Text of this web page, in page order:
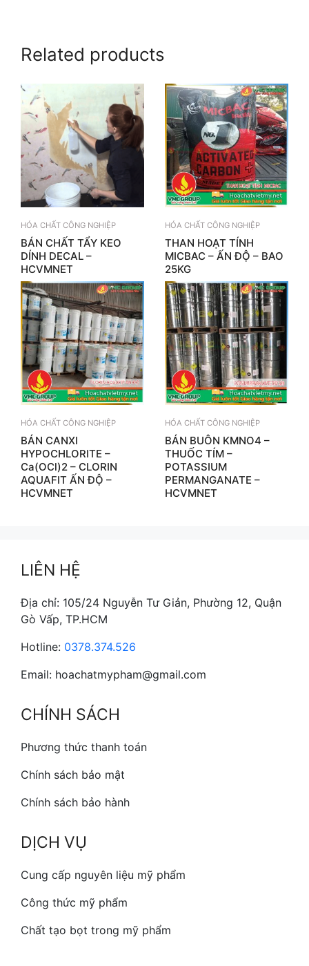
Related products
HÓA CHẤT CÔNG NGHIỆP
BÁN CHẤT TẨY KEO
DÍNH DECAL –
HCVMNET
HÓA CHẤT CÔNG NGHIỆP
THAN HOẠT TÍNH
MICBAC – ẤN ĐỘ – BAO
25KG
HÓA CHẤT CÔNG NGHIỆP
BÁN CANXI
HYPOCHLORITE –
Ca(OCl)2 – CLORIN
AQUAFIT ẤN ĐỘ –
HCVMNET
HÓA CHẤT CÔNG NGHIỆP
BÁN BUÔN KMNO4 –
THUỐC TÍM –
POTASSIUM
PERMANGANATE –
HCVMNET
LIÊN HỆ
Địa chỉ: 105/24 Nguyễn Tư Giản, Phường 12, Quận
Gò Vấp, TP.HCM
Hotline: 0378.374.526
Email: hoachatmypham@gmail.com
CHÍNH SÁCH
Phương thức thanh toán
Chính sách bảo mật
Chính sách bảo hành
DỊCH VỤ
Cung cấp nguyên liệu mỹ phẩm
Công thức mỹ phẩm
Chất tạo bọt trong mỹ phẩm